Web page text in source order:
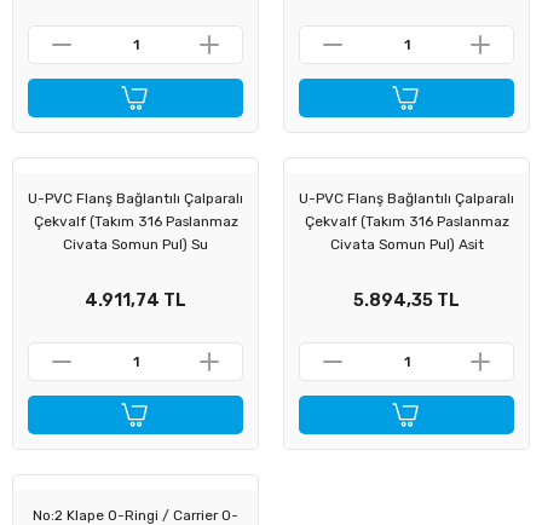
U-PVC Flanş Bağlantılı Çalparalı
Çekvalf (Takım 316 Paslanmaz
Civata Somun Pul) Su
4.911,74 TL
U-PVC Flanş Bağlantılı Çalparalı
Çekvalf (Takım 316 Paslanmaz
Civata Somun Pul) Asit
5.894,35 TL
No:2 Klape O-Ringi / Carrier O-